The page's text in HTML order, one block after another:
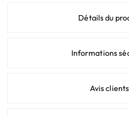
Détails du
Informations
Avis clients